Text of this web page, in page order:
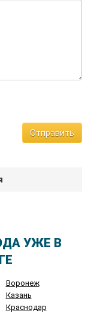
Отправить
УЖЕ В
Воронеж
Казань
Краснодар